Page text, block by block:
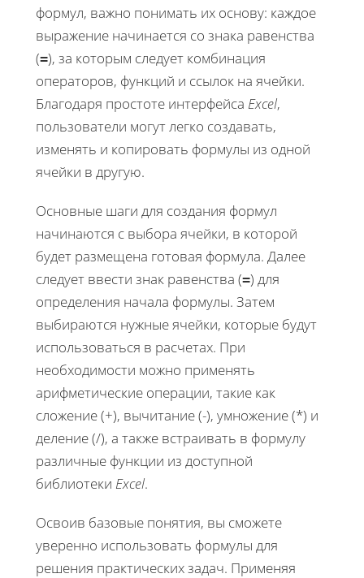
формул, важно понимать их основу: каждое
выражение начинается со знака равенства
(=), за которым следует комбинация
операторов, функций и ссылок на ячейки.
Благодаря простоте интерфейса Excel,
пользователи могут легко создавать,
изменять и копировать формулы из одной
ячейки в другую.
Основные шаги для создания формул
начинаются с выбора ячейки, в которой
будет размещена готовая формула. Далее
следует ввести знак равенства (=) для
определения начала формулы. Затем
выбираются нужные ячейки, которые будут
использоваться в расчетах. При
необходимости можно применять
арифметические операции, такие как
сложение (+), вычитание (-), умножение (*) и
деление (/), а также встраивать в формулу
различные функции из доступной
библиотеки Excel.
Освоив базовые понятия, вы сможете
уверенно использовать формулы для
решения практических задач. Применяя